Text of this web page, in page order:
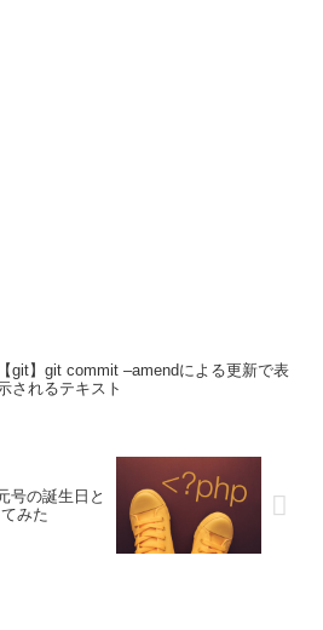
【git】git commit –amendによる更新で表
されるテキスト
号の誕生日と
みた